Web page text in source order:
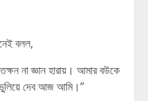
বলল,
না জ্ঞান হারায়। আমার বউকে
দেব আজ আমি।”